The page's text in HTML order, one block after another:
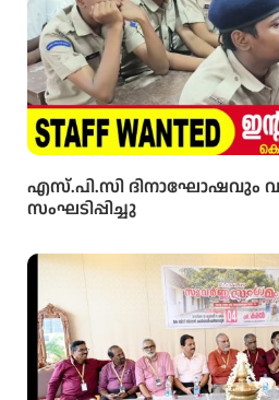
എസ്.പി.സി ദിനാഘോഷവും
സംഘടിപ്പിച്ചു